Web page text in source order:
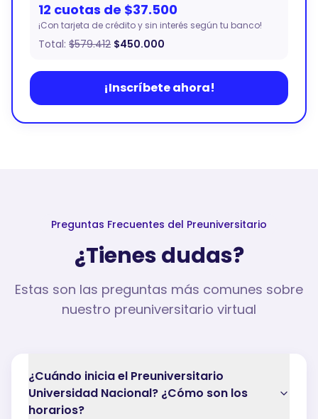
12 cuotas de $37.500
¡Con tarjeta de crédito y sin interés según tu banco!
Total: $579.412 $450.000
¡Inscríbete ahora!
Preguntas Frecuentes del Preuniversitario
¿Tienes dudas?
Estas son las preguntas más comunes sobre
nuestro preuniversitario virtual
¿Cuándo inicia el Preuniversitario
Universidad Nacional? ¿Cómo son los
horarios?